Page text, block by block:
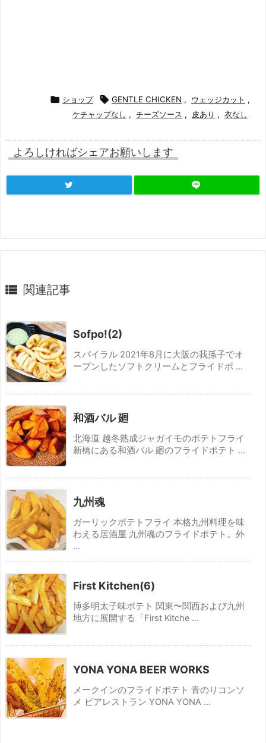
 ショップ  GENTLE CHICKEN , ウェッジカット ,
ケチャップなし , チーズソース , 皮あり , 衣なし
よろしければシェアお願いします
 関連記事
Sofpo!(2)
スパイラル 2021年8月に大阪の我孫子でオ
ープンしたソフトクリームとフライドポ ...
和酒バル 廻
北海道 越冬熟成ジャガイモのポテトフライ
新橋にある和酒バル 廻のフライドポテト ...
九州魂
ガーリックポテトフライ 本格九州料理を味
わえる居酒屋 九州魂のフライドポテト。外
...
First Kitchen(6)
博多明太子味ポテト 関東〜関西および九州
地方に展開する「First Kitche ...
YONA YONA BEER WORKS
メークインのフライドポテト 青のりコンソ
メ ビアレストラン YONA YONA ...